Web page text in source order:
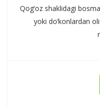
Qog‘oz shaklidagi
yoki do‘konlardan